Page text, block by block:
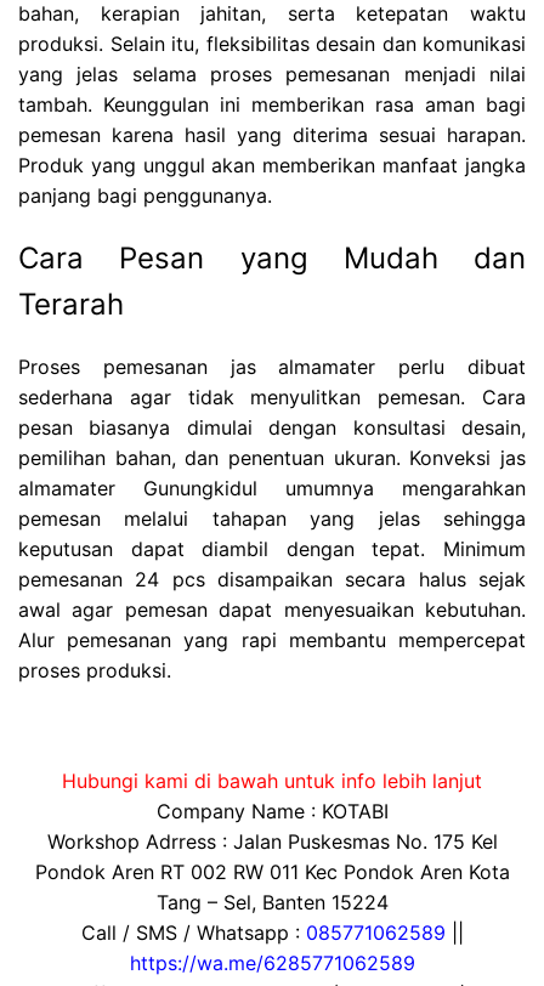
bahan, kerapian jahitan, serta ketepatan waktu
produksi. Selain itu, fleksibilitas desain dan komunikasi
yang jelas selama proses pemesanan menjadi nilai
tambah. Keunggulan ini memberikan rasa aman bagi
pemesan karena hasil yang diterima sesuai harapan.
Produk yang unggul akan memberikan manfaat jangka
panjang bagi penggunanya.
Cara Pesan yang Mudah dan
Terarah
Proses pemesanan jas almamater perlu dibuat
sederhana agar tidak menyulitkan pemesan. Cara
pesan biasanya dimulai dengan konsultasi desain,
pemilihan bahan, dan penentuan ukuran. Konveksi jas
almamater Gunungkidul umumnya mengarahkan
pemesan melalui tahapan yang jelas sehingga
keputusan dapat diambil dengan tepat. Minimum
pemesanan 24 pcs disampaikan secara halus sejak
awal agar pemesan dapat menyesuaikan kebutuhan.
Alur pemesanan yang rapi membantu mempercepat
proses produksi.
Hubungi kami di bawah untuk info lebih lanjut
Company Name : KOTABI
Workshop Adrress : Jalan Puskesmas No. 175 Kel
Pondok Aren RT 002 RW 011 Kec Pondok Aren Kota
Tang – Sel, Banten 15224
Call / SMS / Whatsapp : 085771062589
https://wa.me/6285771062589